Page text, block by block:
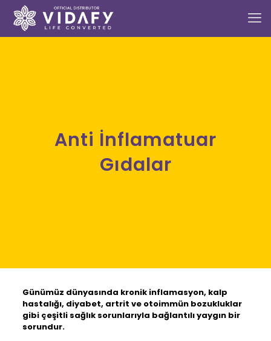
Anti İnflamatuar
Gıdalar
Günümüz dünyasında kronik inflamasyon, kalp
hastalığı, diyabet, artrit ve otoimmün bozukluklar
gibi çeşitli sağlık sorunlarıyla bağlantılı yaygın bir
sorundur.